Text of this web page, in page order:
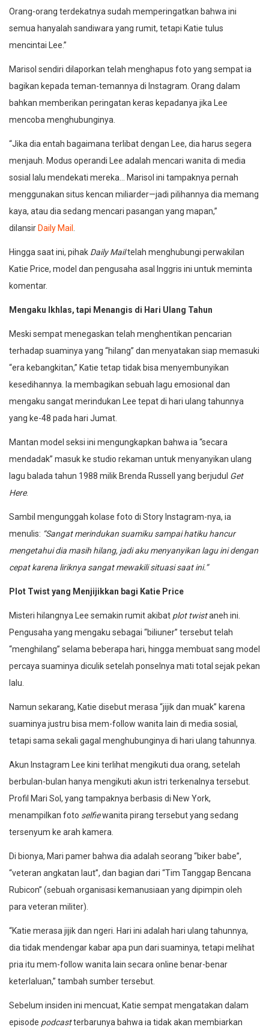
Orang-orang terdekatnya sudah memperingatkan bahwa ini
semua hanyalah sandiwara yang rumit, tetapi Katie tulus
mencintai Lee.”
Marisol sendiri dilaporkan telah menghapus foto yang sempat ia
bagikan kepada teman-temannya di Instagram. Orang dalam
bahkan memberikan peringatan keras kepadanya jika Lee
mencoba menghubunginya.
“Jika dia entah bagaimana terlibat dengan Lee, dia harus segera
menjauh. Modus operandi Lee adalah mencari wanita di media
sosial lalu mendekati mereka… Marisol ini tampaknya pernah
menggunakan situs kencan miliarder—jadi pilihannya dia memang
kaya, atau dia sedang mencari pasangan yang mapan,”
dilansir Daily Mail .
Hingga saat ini, pihak Daily Mailtelah menghubungi perwakilan
Katie Price, model dan pengusaha asal Inggris ini untuk meminta
komentar.
Mengaku Ikhlas, tapi Menangis di Hari Ulang Tahun
Meski sempat menegaskan telah menghentikan pencarian
terhadap suaminya yang “hilang” dan menyatakan siap memasuki
“era kebangkitan,” Katie tetap tidak bisa menyembunyikan
kesedihannya. Ia membagikan sebuah lagu emosional dan
mengaku sangat merindukan Lee tepat di hari ulang tahunnya
yang ke-48 pada hari Jumat.
Mantan model seksi ini mengungkapkan bahwa ia “secara
mendadak” masuk ke studio rekaman untuk menyanyikan ulang
lagu balada tahun 1988 milik Brenda Russell yang berjudul Get
Here.
Sambil mengunggah kolase foto di Story Instagram-nya, ia
menulis: “Sangat merindukan suamiku sampai hatiku hancur
mengetahui dia masih hilang, jadi aku menyanyikan lagu ini dengan
cepat karena liriknya sangat mewakili situasi saat ini.”
Plot Twist yang Menjijikkan bagi Katie Price
Misteri hilangnya Lee semakin rumit akibat plot twistaneh ini.
Pengusaha yang mengaku sebagai “biliuner” tersebut telah
“menghilang” selama beberapa hari, hingga membuat sang model
percaya suaminya diculik setelah ponselnya mati total sejak pekan
lalu.
Namun sekarang, Katie disebut merasa “jijik dan muak” karena
suaminya justru bisa mem-follow wanita lain di media sosial,
tetapi sama sekali gagal menghubunginya di hari ulang tahunnya.
Akun Instagram Lee kini terlihat mengikuti dua orang, setelah
berbulan-bulan hanya mengikuti akun istri terkenalnya tersebut.
Profil Mari Sol, yang tampaknya berbasis di New York,
menampilkan foto selfiewanita pirang tersebut yang sedang
tersenyum ke arah kamera.
Di bionya, Mari pamer bahwa dia adalah seorang “biker babe”,
“veteran angkatan laut”, dan bagian dari “Tim Tanggap Bencana
Rubicon” (sebuah organisasi kemanusiaan yang dipimpin oleh
para veteran militer).
“Katie merasa jijik dan ngeri. Hari ini adalah hari ulang tahunnya,
dia tidak mendengar kabar apa pun dari suaminya, tetapi melihat
pria itu mem-follow wanita lain secara online benar-benar
keterlaluan,” tambah sumber tersebut.
Sebelum insiden ini mencuat, Katie sempat mengatakan dalam
episode podcastterbarunya bahwa ia tidak akan membiarkan